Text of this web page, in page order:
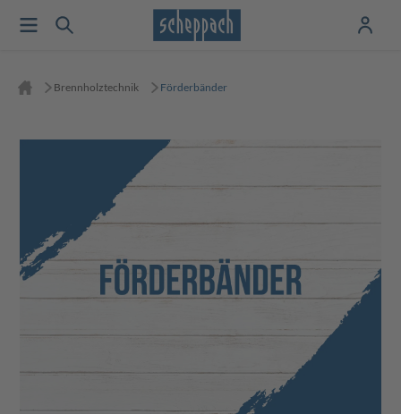
Brennholztechnik Förderbänder